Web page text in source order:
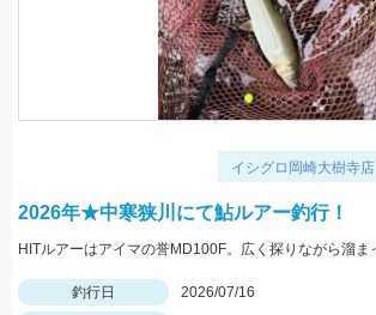
イシグロ岡崎大樹寺店
2026年★中寒狭川にて鮎ルアー釣行！
釣行日
2026/07/16